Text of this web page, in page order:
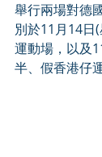
舉行兩場對德
別於11月14日
運動場，以及
半、假香港仔